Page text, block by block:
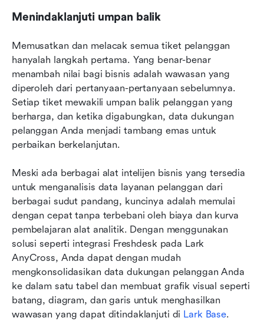
Menindaklanjuti umpan balik
Memusatkan dan melacak semua tiket pelanggan
hanyalah langkah pertama. Yang benar-benar
menambah nilai bagi bisnis adalah wawasan yang
diperoleh dari pertanyaan-pertanyaan sebelumnya.
Setiap tiket mewakili umpan balik pelanggan yang
berharga, dan ketika digabungkan, data dukungan
pelanggan Anda menjadi tambang emas untuk
perbaikan berkelanjutan.
Meski ada berbagai alat intelijen bisnis yang tersedia
untuk menganalisis data layanan pelanggan dari
berbagai sudut pandang, kuncinya adalah memulai
dengan cepat tanpa terbebani oleh biaya dan kurva
pembelajaran alat analitik. Dengan menggunakan
solusi seperti integrasi Freshdesk pada Lark
AnyCross, Anda dapat dengan mudah
mengkonsolidasikan data dukungan pelanggan Anda
ke dalam satu tabel dan membuat grafik visual seperti
batang, diagram, dan garis untuk menghasilkan
wawasan yang dapat ditindaklanjuti di Lark Base.